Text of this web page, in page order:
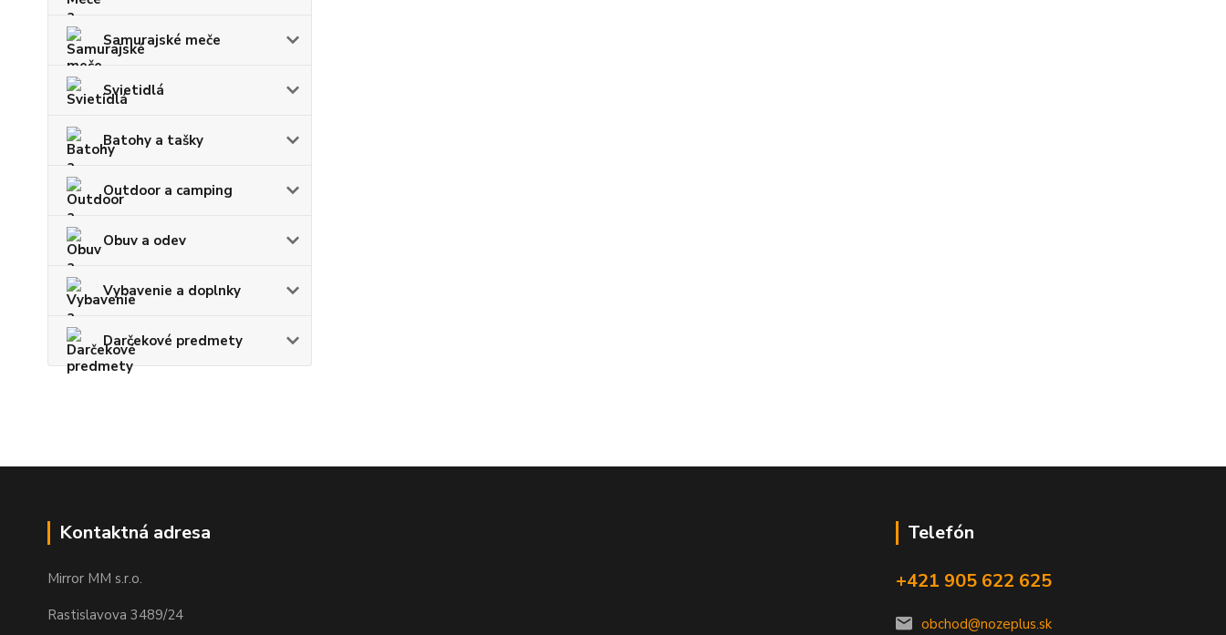
Samurajské meče
Svietidlá
Batohy a tašky
Outdoor a camping
Obuv a odev
Vybavenie a doplnky
Darčekové predmety
Kontaktná adresa
Mirror MM s.r.o.
Rastislavova 3489/24
Telefón
+421 905 622 625
obchod@nozeplus.sk